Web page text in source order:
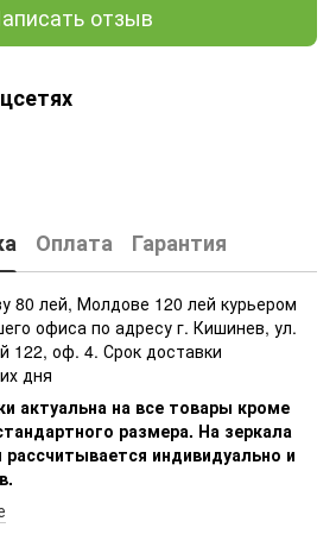
отзыв
Оплата Гарантия
80 лей, Молдове 120 лей курьером
офиса по адресу г. Кишинев, ул.
122, оф. 4. Срок доставки
дня
актуальна на все товары кроме
размера. На зеркала
индивидуально и